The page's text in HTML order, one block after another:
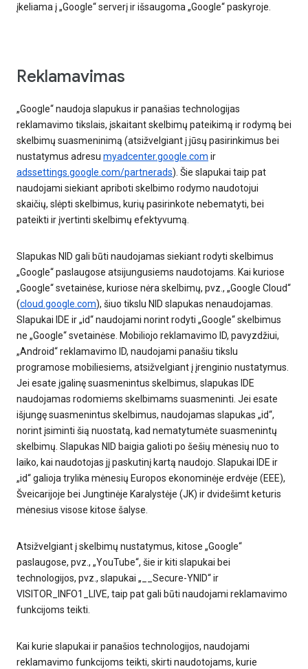
įkeliama į „Google“ serverį ir išsaugoma „Google“ paskyroje.
Reklamavimas
„Google“ naudoja slapukus ir panašias technologijas
reklamavimo tikslais, įskaitant skelbimų pateikimą ir rodymą bei
skelbimų suasmeninimą (atsižvelgiant į jūsų pasirinkimus bei
nustatymus adresu myadcenter.google.com ir
adssettings.google.com/partnerads). Šie slapukai taip pat
naudojami siekiant apriboti skelbimo rodymo naudotojui
skaičių, slėpti skelbimus, kurių pasirinkote nebematyti, bei
pateikti ir įvertinti skelbimų efektyvumą.
Slapukas NID gali būti naudojamas siekiant rodyti skelbimus
„Google“ paslaugose atsijungusiems naudotojams. Kai kuriose
„Google“ svetainėse, kuriose nėra skelbimų, pvz., „Google Cloud“
(cloud.google.com), šiuo tikslu NID slapukas nenaudojamas.
Slapukai IDE ir „id“ naudojami norint rodyti „Google“ skelbimus
ne „Google“ svetainėse. Mobiliojo reklamavimo ID, pavyzdžiui,
„Android“ reklamavimo ID, naudojami panašiu tikslu
programose mobiliesiems, atsižvelgiant į įrenginio nustatymus.
Jei esate įgalinę suasmenintus skelbimus, slapukas IDE
naudojamas rodomiems skelbimams suasmeninti. Jei esate
išjungę suasmenintus skelbimus, naudojamas slapukas „id“,
norint įsiminti šią nuostatą, kad nematytumėte suasmenintų
skelbimų. Slapukas NID baigia galioti po šešių mėnesių nuo to
laiko, kai naudotojas jį paskutinį kartą naudojo. Slapukai IDE ir
„id“ galioja trylika mėnesių Europos ekonominėje erdvėje (EEE),
Šveicarijoje bei Jungtinėje Karalystėje (JK) ir dvidešimt keturis
mėnesius visose kitose šalyse.
Atsižvelgiant į skelbimų nustatymus, kitose „Google“
paslaugose, pvz., „YouTube“, šie ir kiti slapukai bei
technologijos, pvz., slapukai „__Secure-YNID“ ir
VISITOR_INFO1_LIVE, taip pat gali būti naudojami reklamavimo
funkcijoms teikti.
Kai kurie slapukai ir panašios technologijos, naudojami
reklamavimo funkcijoms teikti, skirti naudotojams, kurie